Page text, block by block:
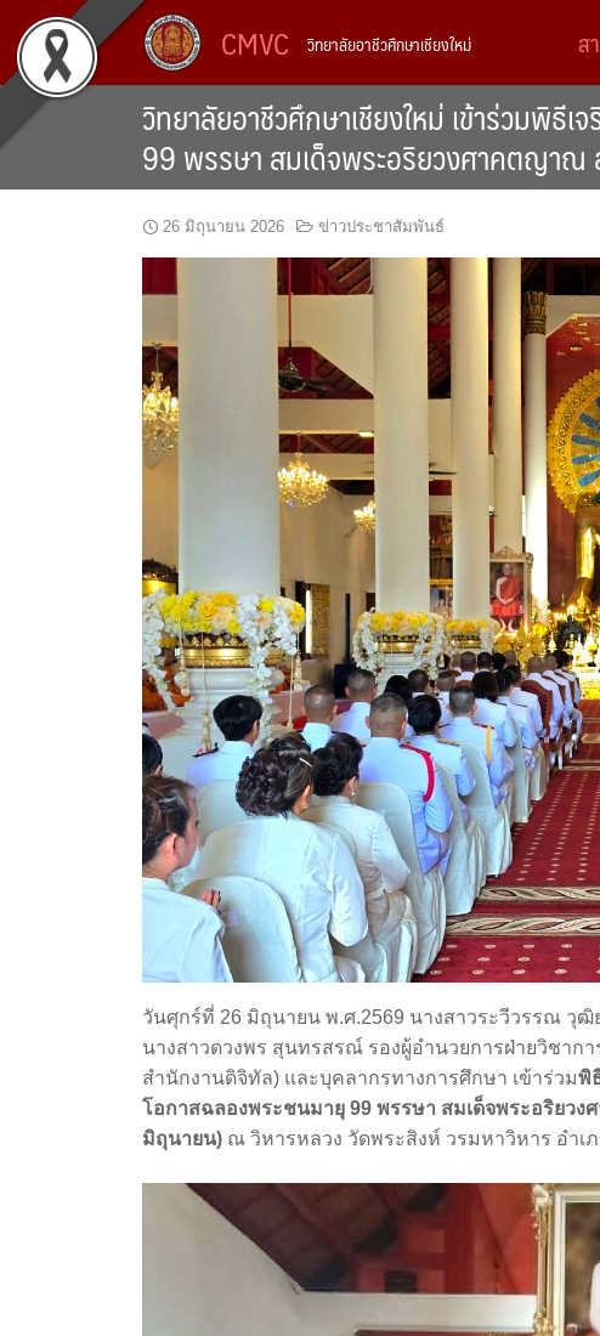
content
CMVC วิทยาลัยอาชีวศึกษาเชียงใหม่ ส
วิทยาลัยอาชีวศึกษาเชียงใหม่ เข้าร่วมพิ
99 พรรษา สมเด็จพระอริยวงศาคตญา
26 มิถุนายน 2026 ข่าวประชาสัมพันธ์
วันศุกร์ที่ 26 มิถุนายน พ.ศ.2569 นางสาวระวีวรรณ วุ
นางสาวดวงพร สุนทรสรณ์ รองผู้อำนวยการฝ่ายวิชาก
สำนักงานดิจิทัล) และบุคลากรทางการศึกษา เข้าร่วมพิ
โอกาสฉลองพระชนมายุ 99 พรรษา สมเด็จพระอริยว
มิถุนายน) ณ วิหารหลวง วัดพระสิงห์ วรมหาวิหาร อำเภ